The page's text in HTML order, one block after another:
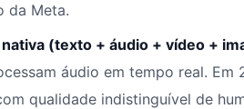
da Meta.
(texto + áudio + vídeo +
áudio em tempo real. Em
qualidade indistinguível de